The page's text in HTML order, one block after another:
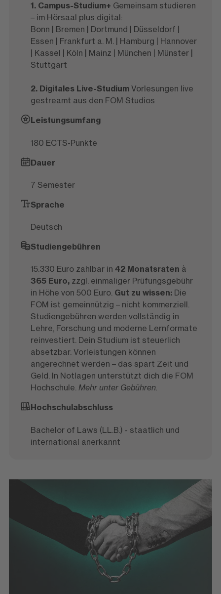
1. Campus-Studium+ Gemeinsam studieren
– im Hörsaal plus digital:
Bonn | Bremen | Dortmund | Düsseldorf |
Essen | Frankfurt a. M. | Hamburg | Hannover
| Kassel | Köln | Mainz | München | Münster |
Stuttgart
2. Digitales Live-Studium Vorlesungen live
gestreamt aus den FOM Studios
Leistungsumfang
180 ECTS-Punkte
Dauer
7 Semester
Sprache
Deutsch
Studiengebühren
15.330 Euro zahlbar in 42 Monatsraten à
365 Euro, zzgl. einmaliger Prüfungsgebühr
in Höhe von 500 Euro. Gut zu wissen: Die
FOM ist gemeinnützig – nicht kommerziell.
Studiengebühren werden vollständig in
Lehre, Forschung und moderne Lernformate
reinvestiert. Dein Studium ist steuerlich
absetzbar. Vorleistungen können
angerechnet werden – das spart Zeit und
Geld. In Notlagen unterstützt dich die FOM
Hochschule. Mehr unter Gebühren.
Hochschulabschluss
Bachelor of Laws (LL.B.) - staatlich und
international anerkannt